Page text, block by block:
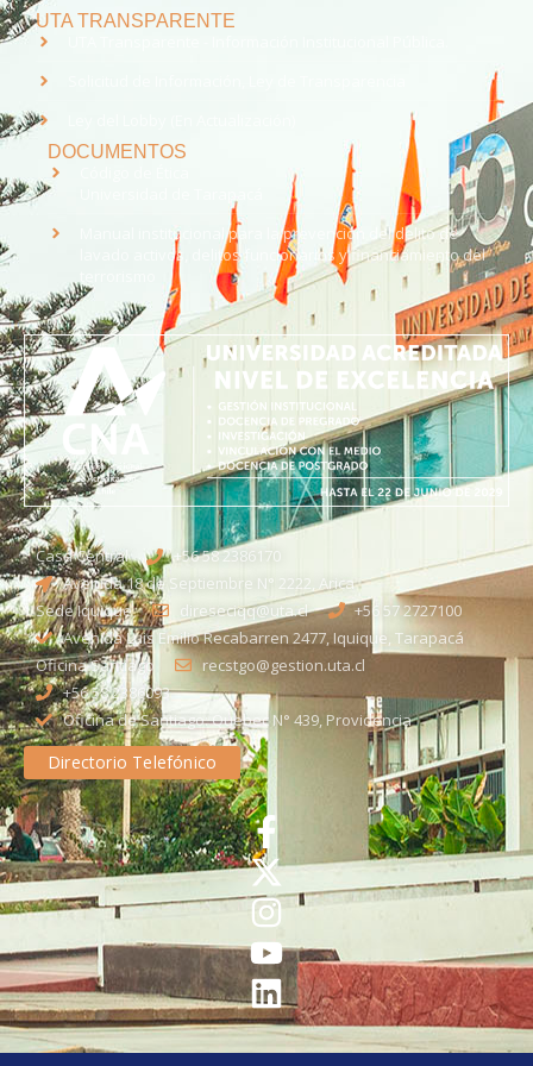
UTA TRANSPARENTE
DOCUMENTOS
Manual institucional para la prevención del delito de
lavado activos, delitos funcionarios y financiamiento del
Casa Central
+56 58 2386170
Avenida 18 de Septiembre N° 2222, Arica
Sede Iquique
direseciqq@uta.cl
+56 57 2727100​
Avenida Luis Emilio Recabarren 2477, Iquique, Tarapacá
Oficina Santiago
recstgo@gestion.uta.cl
+56 58 2386093
Oficina de Santiago: Quebec N° 439, Providencia
Directorio Telefónico